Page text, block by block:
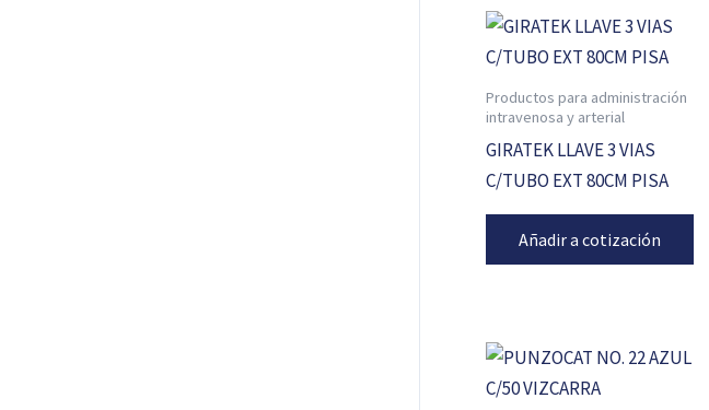
Productos para administración
intravenosa y arterial
GIRATEK LLAVE 3 VIAS
C/TUBO EXT 80CM PISA
Añadir a cotización